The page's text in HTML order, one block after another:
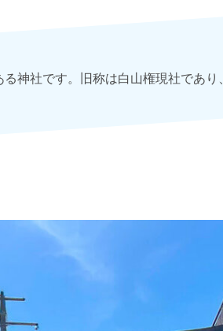
神社です。旧称は白山権現社であ